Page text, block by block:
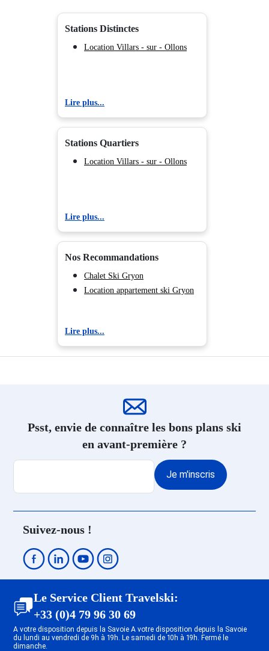
Stations Distinctes
Location Villars - sur - Ollons
Lire plus...
Stations Quartiers
Location Villars - sur - Ollons
Lire plus...
Nos Recommandations
Chalet Ski Gryon
Location appartement ski Gryon
Lire plus...
Psst, envie de connaître les bons plans ski
en avant-première ?
Je m'inscris
Suivez-nous !
Le Service Client Travelski:
+33 (0)4 79 96 30 69
A votre disposition depuis la Savoie A votre disposition depuis la Savoie
du lundi au vendredi de 9h à 19h. Le samedi de 10h à 19h. Fermé le
dimanche.